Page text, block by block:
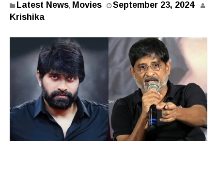
Latest News, Movies September 23, 2024
Krishika